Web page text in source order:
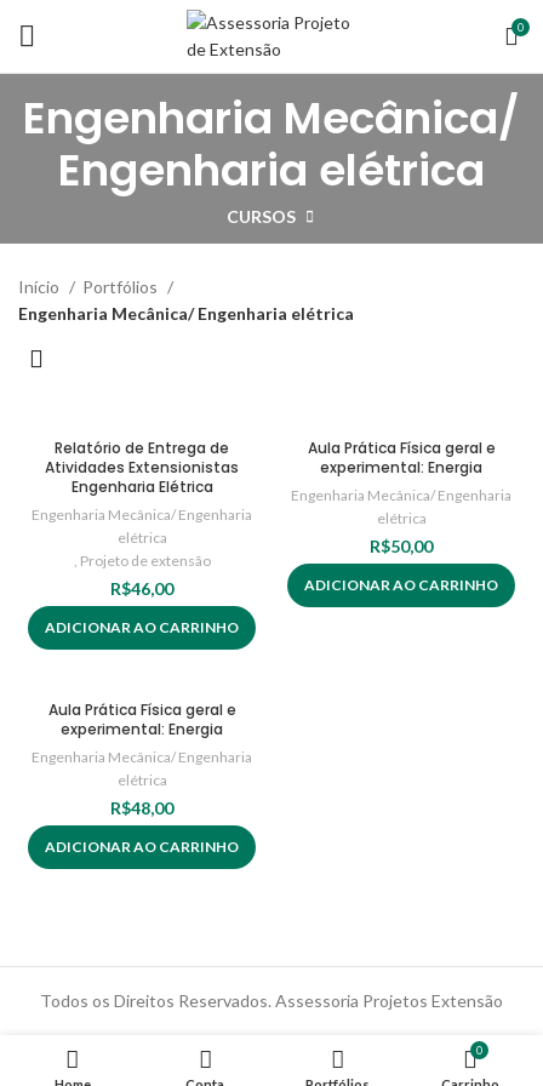
0
Engenharia Mecânica/
Engenharia elétrica
CURSOS
Início
Portfólios
Engenharia Mecânica/ Engenharia elétrica
Relatório de Entrega de
Atividades Extensionistas
Engenharia Elétrica
Engenharia Mecânica/ Engenharia
elétrica
, Projeto de extensão
R$46,00
ADICIONAR AO CARRINHO
Aula Prática Física geral e
experimental: Energia
Engenharia Mecânica/ Engenharia
elétrica
R$50,00
ADICIONAR AO CARRINHO
Aula Prática Física geral e
experimental: Energia
Engenharia Mecânica/ Engenharia
elétrica
R$48,00
ADICIONAR AO CARRINHO
Todos os Direitos Reservados. Assessoria Projetos Extensão
0